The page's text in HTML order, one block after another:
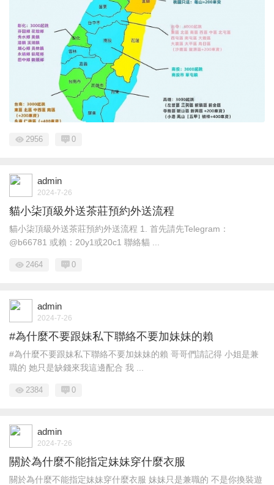
2956 0
admin
2024-7-26
貓小柒頂級外送茶莊預約外送流程
貓小柒頂級外送茶莊預約外送流程 1. 首先請先Telegram：
@b66781 或賴：20y1或20c1 聯絡貓 ...
2464 0
admin
2024-7-26
#為什麼不要跟妹私下聯絡不要加妹妹的賴
#為什麼不要跟妹私下聯絡不要加妹妹的賴 哥哥們請記得 小姐是兼
職的 她只是缺錢來我這邊配合 我 ...
2384 0
admin
2024-7-26
關於為什麼不能指定妹妹穿什麼衣服
關於為什麼不能指定妹妹穿什麼衣服 妹妹只是兼職的 不是你換裝遊